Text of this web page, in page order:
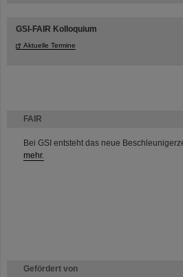
FAIR
Bei GSI entsteht das neue
mehr.
Gefördert von
GSI-FAIR Kolloquium
Aktuelle Termine